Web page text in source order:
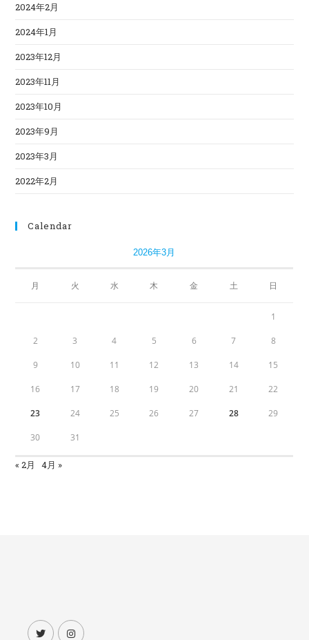
2024年2月
2024年1月
2023年12月
2023年11月
2023年10月
2023年9月
2023年3月
2022年2月
Calendar
2026年3月
月 火 水 木 金 土 日
1
2 3 4 5 6 7 8
9 10 11 12 13 14 15
16 17 18 19 20 21 22
23 24 25 26 27 28 29
30 31
« 2月 4月 »